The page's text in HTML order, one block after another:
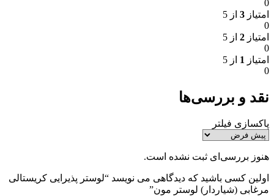
0
امتیاز 3 از 5
0
امتیاز 2 از 5
0
امتیاز 1 از 5
0
نقد و بررسی‌ها
پاکسازی فیلتر
هنوز بررسی‌ای ثبت نشده است.
اولین کسی باشید که دیدگاهی می نویسد “لوستر پذیرایی کریستالی
مرغابی (شیاردار) لوستر مون”